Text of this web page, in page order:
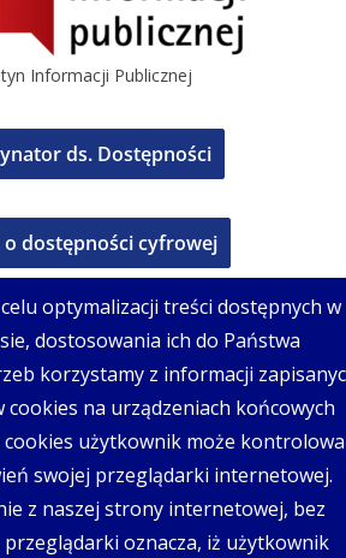
Informacji Publicznej
ds. Dostępności
o dostępności cyfrowej
optymalizacji treści dostępnych w
dostosowania ich do Państwa
korzystamy z informacji
cookies na urządzeniach końcowych
użytkownik może
swojej przeglądarki internetowej.
z naszej strony internetowej, bez
oznacza, iż użytkownik